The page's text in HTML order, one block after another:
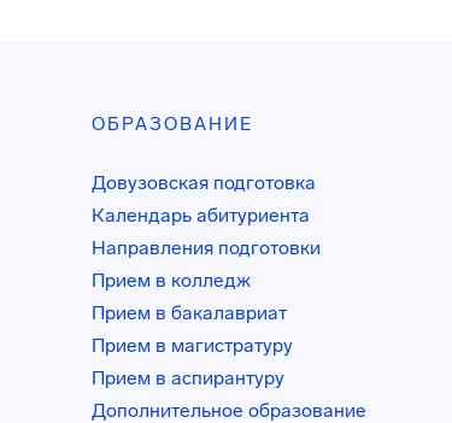
ОБРАЗОВАНИЕ
Довузовская подготовка
Календарь абитуриента
Направления подготовки
Прием в колледж
Прием в бакалавриат
Прием в магистратуру
Прием в аспирантуру
Дополнительное образование